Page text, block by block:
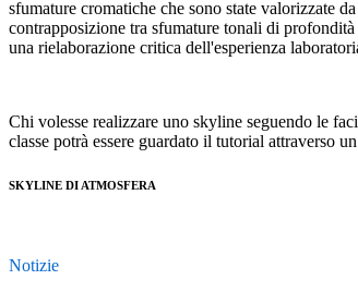
sfumature cromatiche che sono state valorizzate
contrapposizione tra sfumature tonali di
una rielaborazione critica dell'esperienza
Chi volesse realizzare uno skyline seguendo le
classe potrà essere guardato il tutorial attraverso
SKYLINE DI ATMOSFERA
Notizie